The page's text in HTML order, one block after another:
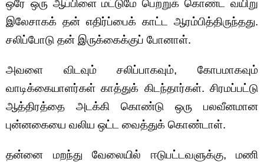
ஒரே ஒரு ஆப்பிளை மட்டுமே பெற்றுக் கொண்ட வயிறு
இலேசாகக் தன் எதிர்ப்பைக் காட்ட ஆரம்பித்திருந்தது.
சலிப்போடு தன் இருக்கைக்குப் போனாள்.
அவளை விடவும் சலிப்பாகவும், கோபமாகவும்
வாடிக்கையாளர்கள் காத்துக் கிடந்தார்கள். சிரமப்பட்டு
ஆத்திரத்தை அடக்கி கொண்டு ஒரு பலவீனமான
புன்னகையை வலிய ஒட்ட வைத்துக் கொண்டாள்.
தன்னை மறந்து வேலையில் ஈடுபட்டவளுக்கு, மணி